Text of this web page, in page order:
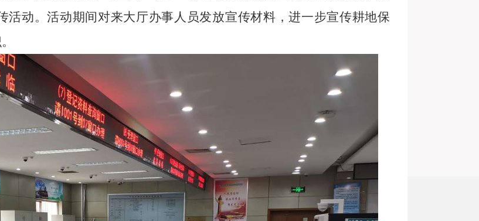
活动。活动期间对来大厅办事人员发放宣传材料，进一步宣传耕地保